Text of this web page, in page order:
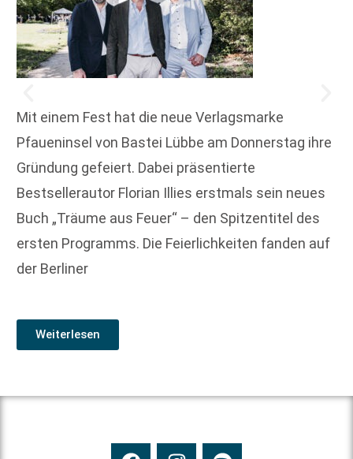
Mit einem Fest hat die neue Verlagsmarke
Pfaueninsel von Bastei Lübbe am Donnerstag ihre
Gründung gefeiert. Dabei präsentierte
Bestsellerautor Florian Illies erstmals sein neues
Buch „Träume aus Feuer“ – den Spitzentitel des
ersten Programms. Die Feierlichkeiten fanden auf
der Berliner
Weiterlesen